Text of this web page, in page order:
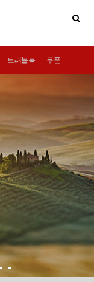
트래블북 쿠폰